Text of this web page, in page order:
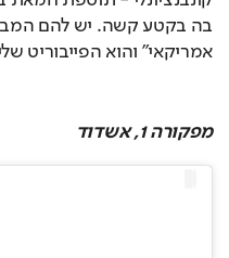
אמריקאי" והוא הפייבוריט שלי".
מפקורה 1, אשדוד